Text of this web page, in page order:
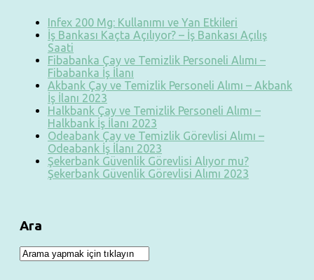
Infex 200 Mg: Kullanımı ve Yan Etkileri
İş Bankası Kaçta Açılıyor? – İş Bankası Açılış
Saati
Fibabanka Çay ve Temizlik Personeli Alımı –
Fibabanka İş İlanı
Akbank Çay ve Temizlik Personeli Alımı – Akbank
İş İlanı 2023
Halkbank Çay ve Temizlik Personeli Alımı –
Halkbank İş İlanı 2023
Odeabank Çay ve Temizlik Görevlisi Alımı –
Odeabank İş İlanı 2023
Şekerbank Güvenlik Görevlisi Alıyor mu?
Şekerbank Güvenlik Görevlisi Alımı 2023
Ara